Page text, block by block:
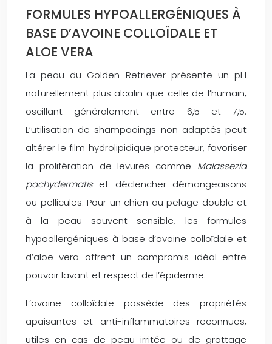
FORMULES HYPOALLERGÉNIQUES À
BASE D’AVOINE COLLOÏDALE ET
ALOE VERA
La peau du Golden Retriever présente un pH
naturellement plus alcalin que celle de l’humain,
oscillant généralement entre 6,5 et 7,5.
L’utilisation de shampooings non adaptés peut
altérer le film hydrolipidique protecteur, favoriser
la prolifération de levures comme Malassezia
pachydermatiset déclencher démangeaisons
ou pellicules. Pour un chien au pelage double et
à la peau souvent sensible, les formules
hypoallergéniques à base d’avoine colloïdale et
d’aloe vera offrent un compromis idéal entre
pouvoir lavant et respect de l’épiderme.
L’avoine colloïdale possède des propriétés
apaisantes et anti-inflammatoires reconnues,
utiles en cas de peau irritée ou de grattage